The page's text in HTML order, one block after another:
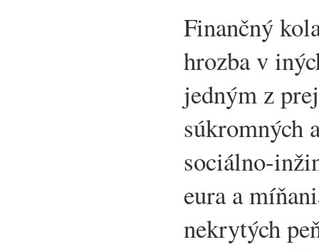
Finančný
hrozba v
jedným z
súkromných
sociálno-
eura a
nekrytých